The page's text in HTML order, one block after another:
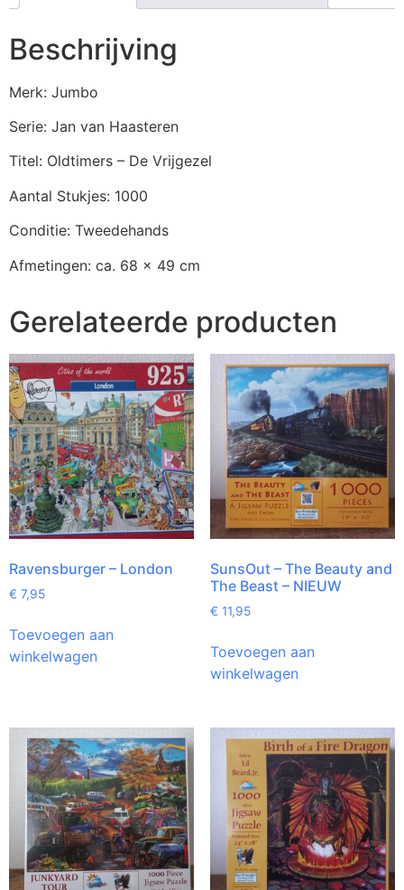
Beschrijving
Merk: Jumbo
Serie: Jan van Haasteren
Titel: Oldtimers – De Vrijgezel
Aantal Stukjes: 1000
Conditie: Tweedehands
Afmetingen: ca. 68 x 49 cm
Gerelateerde producten
Ravensburger – London
€ 7,95
Toevoegen aan
winkelwagen
SunsOut – The Beauty and
The Beast – NIEUW
€ 11,95
Toevoegen aan
winkelwagen